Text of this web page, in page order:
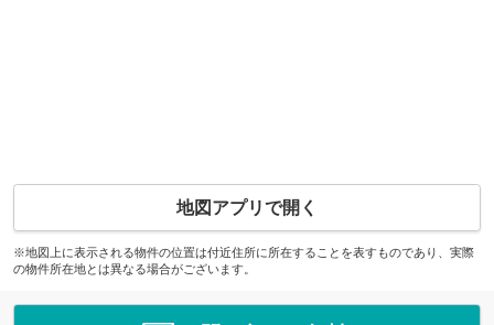
地図アプリで開く
※地図上に表示される物件の位置は付近住所に所在することを表すものであり、実際
の物件所在地とは異なる場合がございます。